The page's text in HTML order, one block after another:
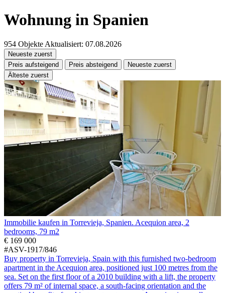
Wohnung in Spanien
954 Objekte Aktualisiert: 07.08.2026
Neueste zuerst
Preis aufsteigend
Preis absteigend
Neueste zuerst
Älteste zuerst
Immobilie kaufen in Torrevieja, Spanien. Acequion area, 2
bedrooms, 79 m2
€ 169 000
#ASV-1917/846
Buy property in Torrevieja, Spain with this furnished two-bedroom
apartment in the Acequion area, positioned just 100 metres from the
sea. Set on the first floor of a 2010 building with a lift, the property
offers 79 m² of internal space, a south-facing orientation and the